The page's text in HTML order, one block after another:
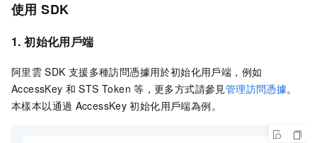
使用 SDK
1. 初始化用戶端
阿里雲 SDK 支援多種訪問憑據用於初始化用戶端，例如
AccessKey 和 STS Token 等，更多方式請參見管理訪問憑據。
本樣本以通過 AccessKey 初始化用戶端為例。